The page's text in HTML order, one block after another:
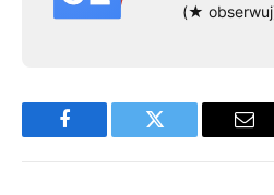
(★
Facebook Twitter